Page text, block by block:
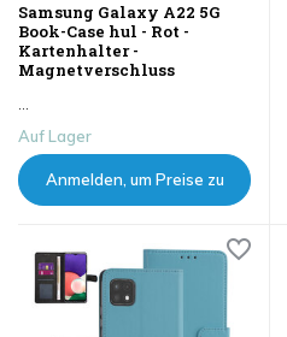
Samsung Galaxy A22 5G
Book-Case hul - Rot -
Kartenhalter -
Magnetverschluss
...
Auf Lager
Anmelden, um Preise zu